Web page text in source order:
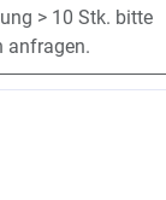
> 10 Stk. bitte
anfragen.